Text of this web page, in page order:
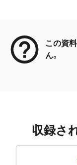
この資
ん。
収録さ